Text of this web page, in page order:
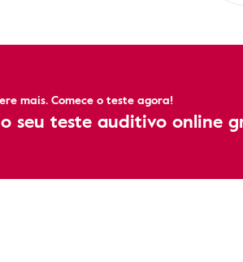
mais. Comece o teste agora!
seu teste auditivo online